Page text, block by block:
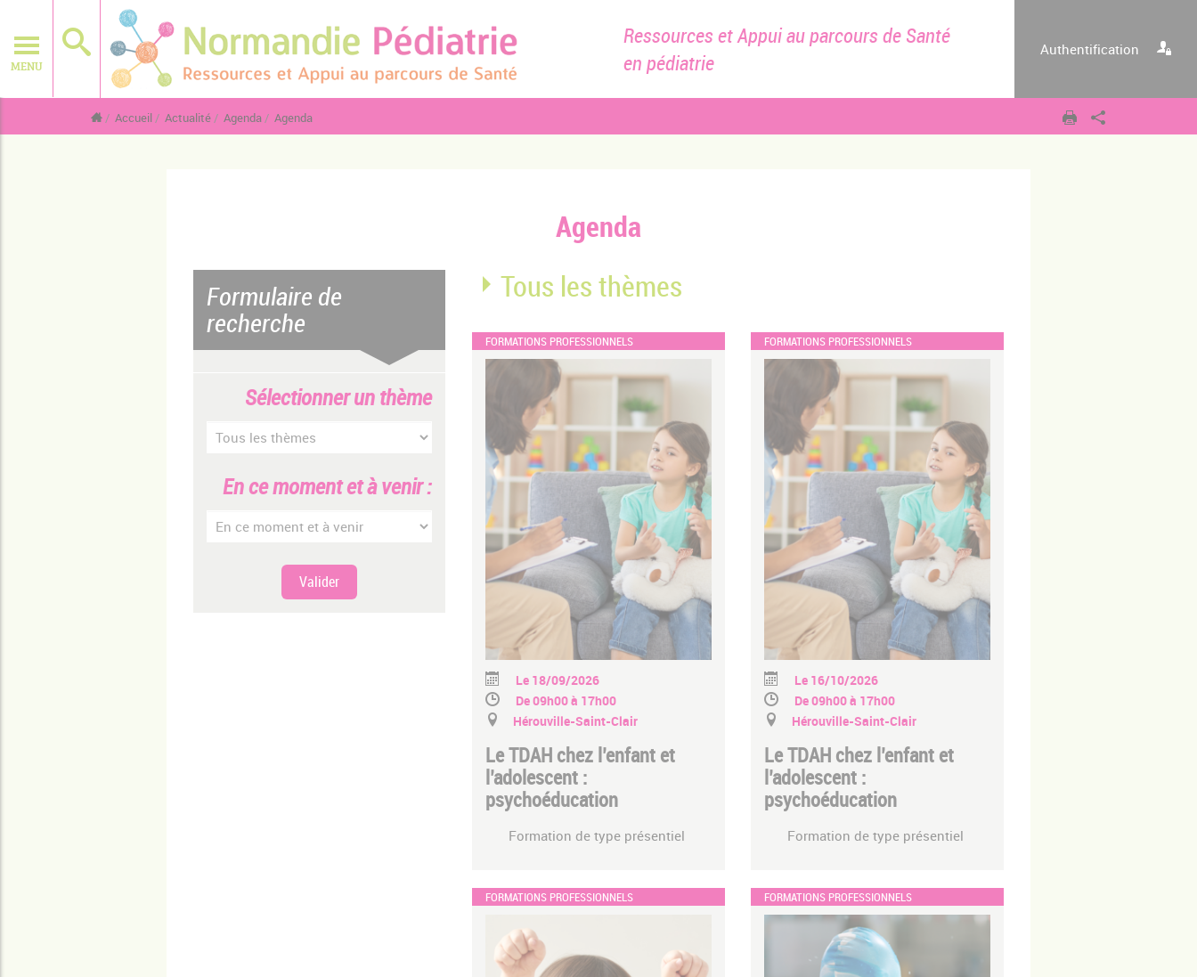
MENU
Authentification
Ressources et Appui au parcours de Santé
en pédiatrie
Accueil Actualité Agenda Agenda
Agenda
Formulaire de
recherche
Sélectionner un thème
En ce moment et à venir :
Tous les thèmes
FORMATIONS PROFESSIONNELS
Le 18/09/2026
De 09h00 à 17h00
Hérouville-Saint-Clair
Le TDAH chez l’enfant et
l’adolescent :
psychoéducation
Formation de type présentiel
FORMATIONS PROFESSIONNELS
Le 16/10/2026
De 09h00 à 17h00
Hérouville-Saint-Clair
Le TDAH chez l’enfant et
l’adolescent :
psychoéducation
Formation de type présentiel
FORMATIONS PROFESSIONNELS FORMATIONS PROFESSIONNELS